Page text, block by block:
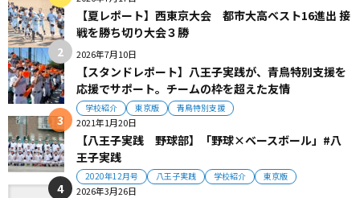
【夏レポート】西東京大会 都市大高ベスト16進出 接
戦を勝ち切り大会３勝
2026年7月10日
【スタンドレポート】八王子実践が、青鳥特別支援を
応援でサポート。チームの枠を超えた友情
学校紹介 東京版 青鳥特別支援
2021年1月20日
【八王子実践 野球部】「野球×ベースボール」#八
王子実践
2020年12月号 八王子実践 学校紹介 東京版
2026年3月26日